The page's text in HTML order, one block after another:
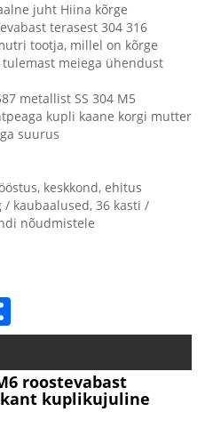
juht Hiina kõrge
terasest 304 316
tootja, millel on kõrge
meiega ühendust
metallist SS 304 M5
kupli kaane korgi mutter
suurus
keskkond, ehitus
/ kaubaalused, 36 kasti /
nõudmistele
roostevabast
kuplikujuline